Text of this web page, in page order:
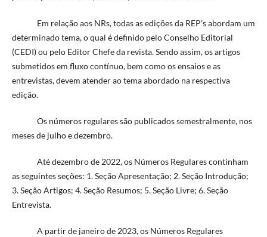
Em relação aos NRs, todas as edições da REP’s abordam um
determinado tema, o qual é definido pelo Conselho Editorial
(CEDI) ou pelo Editor Chefe da revista. Sendo assim, os artigos
submetidos em fluxo contínuo, bem como os ensaios e as
entrevistas, devem atender ao tema abordado na respectiva
edição.
Os números regulares são publicados semestralmente, nos
meses de julho e dezembro.
Até dezembro de 2022, os Números Regulares continham
as seguintes seções: 1. Seção Apresentação; 2. Seção Introdução;
3. Seção Artigos; 4. Seção Resumos; 5. Seção Livre; 6. Seção
Entrevista.
A partir de janeiro de 2023, os Números Regulares